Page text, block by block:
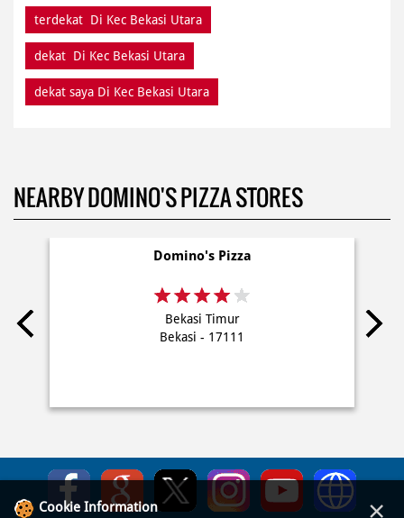
terdekat Di Kec Bekasi Utara
dekat Di Kec Bekasi Utara
dekat saya Di Kec Bekasi Utara
NEARBY DOMINO'S PIZZA STORES
Domino's Pizza
Bekasi Timur
Bekasi - 17111
Cookie Information ×